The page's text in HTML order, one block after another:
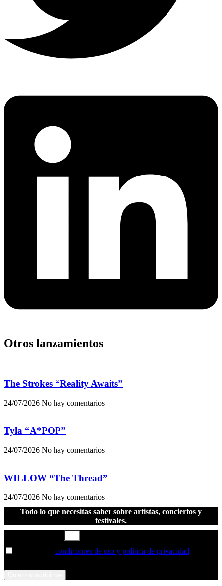
Otros lanzamientos
The Strokes “Reality Awaits”
24/07/2026 No hay comentarios
Tyla “A*POP”
24/07/2026 No hay comentarios
WILLOW “The Thread”
24/07/2026 No hay comentarios
Todo lo que necesitas saber sobre artistas, conciertos y
festivales.
condiciones de uso y política de privacidad